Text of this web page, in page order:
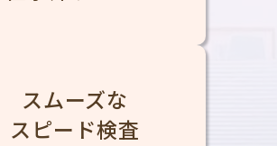
スムーズな
スピード検査